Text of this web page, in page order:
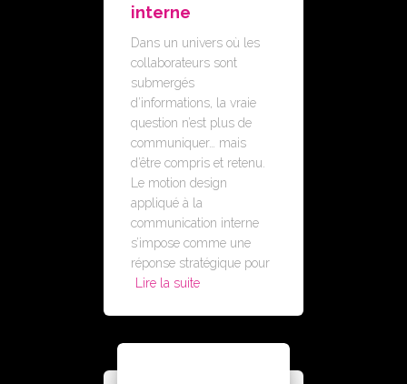
interne
Dans un univers où les
collaborateurs sont
submergés
d’informations, la vraie
question n’est plus de
communiquer… mais
d’être compris et retenu.
Le motion design
appliqué à la
communication interne
s’impose comme une
réponse stratégique pour
Lire la suite